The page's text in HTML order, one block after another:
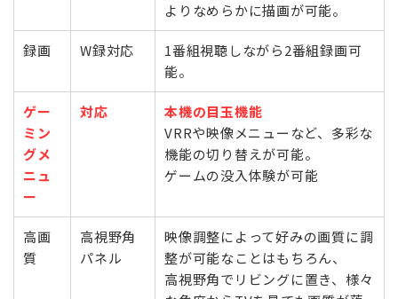
よりなめらかに描画が可能。
録画 W録対応
1番組視聴しながら2番組録画可
能。
ゲー
ミン
グメ
ニュ
ー
対応
本機の目玉機能
VRRや映像メニューなど、多彩な
機能の切り替えが可能。
ゲームの没入体験が可能
高画
質
高視野角
パネル
映像調整によって好みの画質に調
整が可能なことはもちろん、
高視野角でリビングに置き、様々